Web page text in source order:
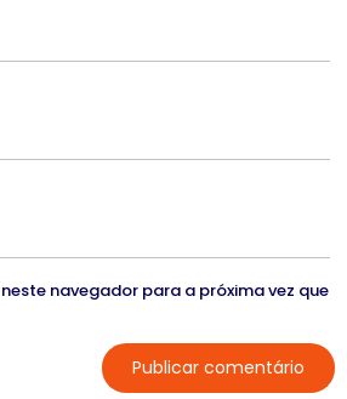
navegador para a próxima vez que